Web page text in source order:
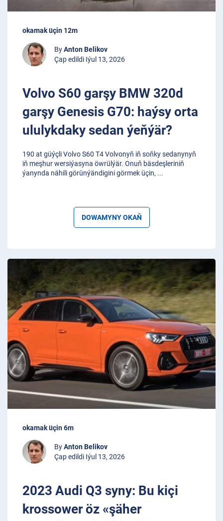
okamak üçin 12m
ByAnton Belikov
Çap edildi Iýul 13, 2026
Volvo S60 garşy BMW 320d
garşy Genesis G70: haýsy orta
ululykdaky sedan ýeňýär?
190 at güýçli Volvo S60 T4 Volvonyň iň soňky sedanynyň
iň meşhur wersiýasyna öwrülýär. Onuň bäsdeşleriniň
ýanynda nähili görünýändigini görmek üçin, ...
DOWAMYNY OKAŇ
okamak üçin 6m
ByAnton Belikov
Çap edildi Iýul 13, 2026
2023 Audi Q3 syny: Bu kiçi
krossower öz «şäher